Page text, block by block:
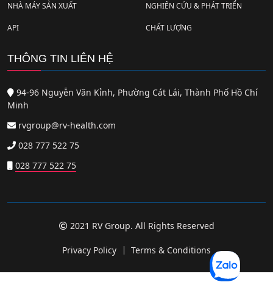
NHÀ MÁY SẢN XUẤT NGHIÊN CỨU & PHÁT TRIỂN
API CHẤT LƯỢNG
THÔNG TIN LIÊN HỆ
94-96 Nguyễn Văn Kỉnh, Phường Cát Lái, Thành Phố Hồ Chí
Minh
rvgroup@rv-health.com
028 777 522 75
028 777 522 75
2021 RV Group. All Rights Reserved
Privacy Policy Terms & Conditions